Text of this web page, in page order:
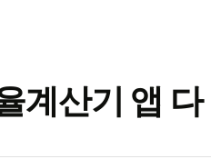
계산기 앱 다